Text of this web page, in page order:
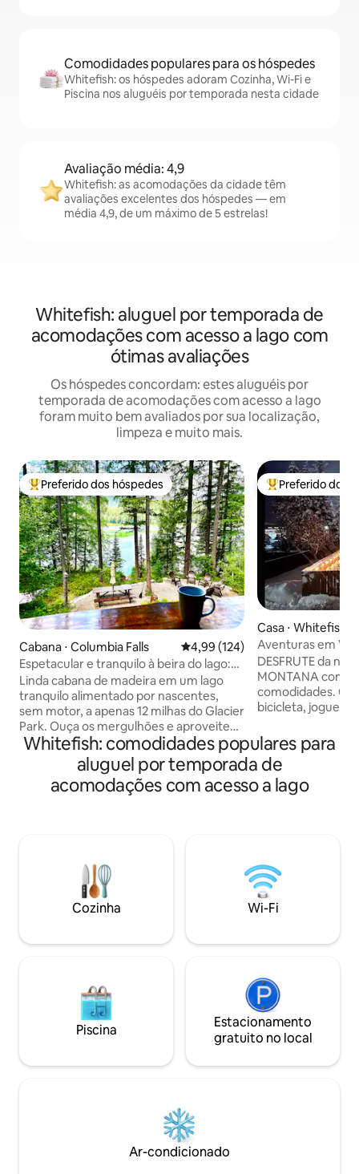
Comodidades populares para os hóspedes
Whitefish: os hóspedes adoram Cozinha, Wi-Fi e
Piscina nos aluguéis por temporada nesta cidade
Avaliação média: 4,9
Whitefish: as acomodações da cidade têm
avaliações excelentes dos hóspedes — em
média 4,9, de um máximo de 5 estrelas!
Whitefish: aluguel por temporada de
acomodações com acesso a lago com
ótimas avaliações
Os hóspedes concordam: estes aluguéis por
temporada de acomodações com acesso a lago
foram muito bem avaliados por sua localização,
limpeza e muito mais.
Entre os melhores preferidos dos hóspedes
Preferido dos hóspedes
Cabana ⋅ Columbia Falls 4,99 de uma avaliação média de
4,99 (124)
Espetacular e tranquilo à beira do lago:
Glacier a 12 milhas
Linda cabana de madeira em um lago
tranquilo alimentado por nascentes,
sem motor, a apenas 12 milhas do Glacier
Park. Ouça os mergulhões e aproveite
um momento tranquilo e divertido em
família. Nade, pesque e reme no
paradisíaco lago Spoon Trilhas de
caminhada e ciclismo começam em
sala de jogos com mesa de pingue-
pongue, pebolim e jogos de tabuleiro. Na
alta temporada, só podemos aceitar
reservas de sexta a sexta, e
seguro de viagem.
Entre os
Preferido dos
Casa ⋅ Whitefish
Aventuras em
DESFRUTE da
MONTANA com
comodidades. Caminhe, ande de
bicicleta, jogue
mergulhe em sua
hidromassagem!
localizado a
Whitefish! A 8
Mountain Ski
cadeados,
especiarias,
Adoramos
Whitefish: comodidades populares para
aluguel por temporada de
acomodações com acesso a lago
Cozinha Wi-Fi
Piscina
Estacionamento
gratuito no local
Ar-condicionado